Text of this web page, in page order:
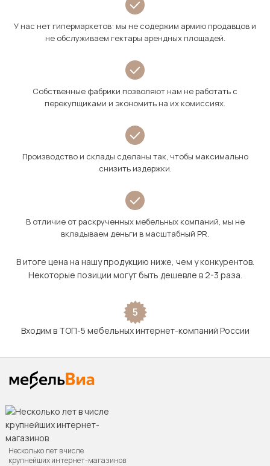
У нас нет гипермаркетов: мы не содержим армию продавцов и
не обслуживаем гектары арендных площадей.
Собственные фабрики позволяют нам не работать с
перекупщиками и экономить на их комиссиях.
Производство и склады сделаны так, чтобы максимально
снизить издержки.
В отличие от раскрученных мебельных компаний, мы не
вкладываем деньги в масштабный PR.
В итоге цена на нашу продукцию ниже, чем у конкурентов.
Некоторые позиции могут быть дешевле в 2-3 раза.
5
Входим в ТОП-5 мебельных интернет-компаний России
Несколько лет в числе
крупнейших интернет-магазинов